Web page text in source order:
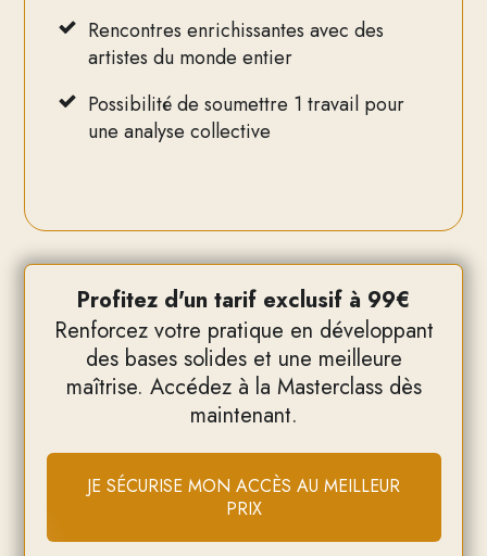
Rencontres enrichissantes avec des
artistes du monde entier
Possibilité de soumettre 1 travail pour
une analyse collective
Profitez d'un tarif exclusif à 99€
Renforcez votre pratique en développant
des bases solides et une meilleure
maîtrise. Accédez à la Masterclass dès
maintenant.
JE SÉCURISE MON ACCÈS AU MEILLEUR
PRIX